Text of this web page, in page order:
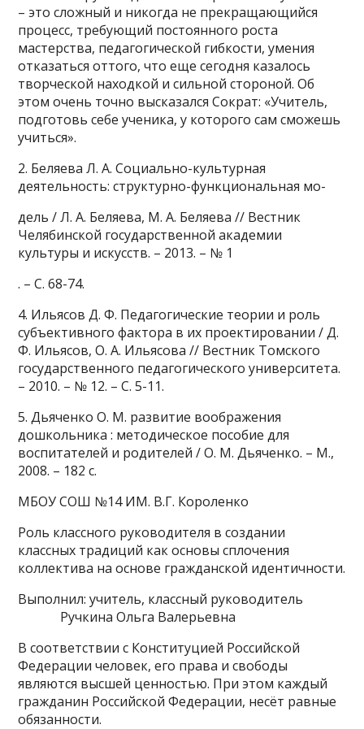
– это сложный и никогда не прекращающийся
процесс, требующий постоянного роста
мастерства, педагогической гибкости, умения
отказаться оттого, что еще сегодня казалось
творческой находкой и сильной стороной. Об
этом очень точно высказался Сократ: «Учитель,
подготовь себе ученика, у которого сам сможешь
учиться».
2. Беляева Л. А. Социально-культурная
деятельность: структурно-функциональная мо-
дель / Л. А. Беляева, М. А. Беляева // Вестник
Челябинской государственной академии
культуры и искусств. – 2013. – № 1
. – С. 68-74.
4. Ильясов Д. Ф. Педагогические теории и роль
субъективного фактора в их проектировании / Д.
Ф. Ильясов, О. А. Ильясова // Вестник Томского
государственного педагогического университета.
– 2010. – № 12. – С. 5-11.
5. Дьяченко О. М. развитие воображения
дошкольника : методическое пособие для
воспитателей и родителей / О. М. Дьяченко. – М.,
2008. – 182 с.
МБОУ СОШ №14 ИМ. В.Г. Короленко
Роль классного руководителя в создании
классных традиций как основы сплочения
коллектива на основе гражданской идентичности.
Выполнил: учитель, классный руководитель
Ручкина Ольга Валерьевна
В соответствии с Конституцией Российской
Федерации человек, его права и свободы
являются высшей ценностью. При этом каждый
гражданин Российской Федерации, несёт равные
обязанности.